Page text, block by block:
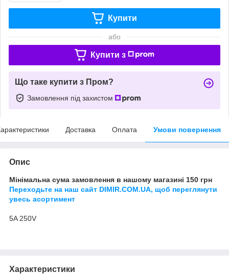
Купити
або
Купити з
Що таке купити з Пром?
Замовлення під захистом
Доставка Оплата Умови повернення
Опис
Мінімальна сума замовлення в нашому магазині 150 грн
Переходьте на наш сайт DIMIR.COM.UA, щоб переглянути
увесь асортимент
5A 250V
Характеристики